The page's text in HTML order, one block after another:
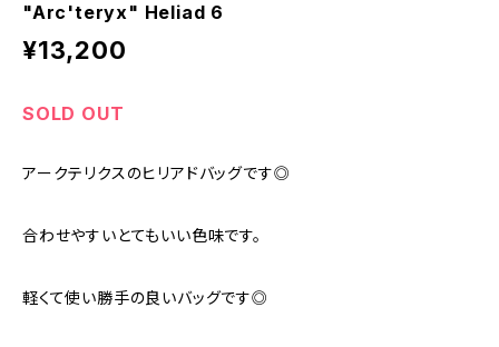
"Arc'teryx" Heliad 6
¥13,200
SOLD OUT
アークテリクスのヒリアドバッグです◎
合わせやすいとてもいい色味です。
軽くて使い勝手の良いバッグです◎